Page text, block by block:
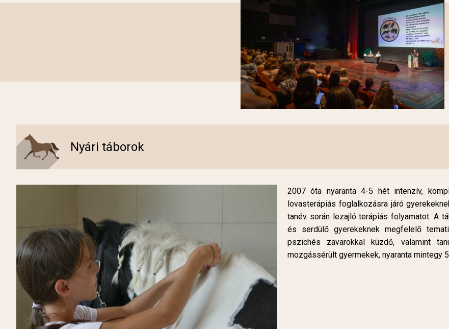
Nyári táborok
2007 óta nyaranta 4-5 hét intenzív,
lovasterápiás foglalkozásra járó
tanév során lezajló terápiás folyamatot. A
és serdülő gyerekeknek megfelelő
pszichés zavarokkal küzdő, valamint
mozgássérült gyermekek, nyaranta mintegy